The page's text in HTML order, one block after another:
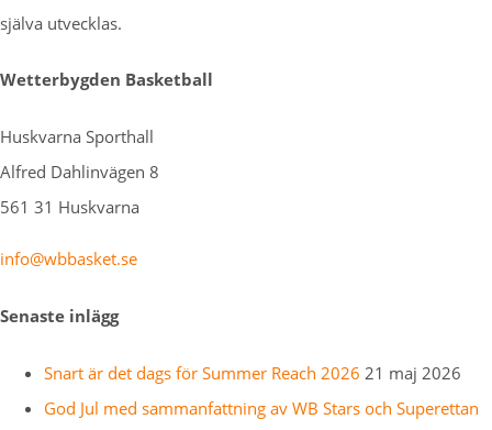
själva utvecklas.
Wetterbygden Basketball
Huskvarna Sporthall
Alfred Dahlinvägen 8
561 31 Huskvarna
info@wbbasket.se
Senaste inlägg
Snart är det dags för Summer Reach 2026 21 maj 2026
God Jul med sammanfattning av WB Stars och Superettan